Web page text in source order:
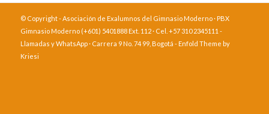
© Copyright - Asociación de Exalumnos del Gimnasio Moderno · PBX
Gimnasio Moderno (+601) 5401888 Ext. 112 · Cel. +57 310 2345111 -
Llamadas y WhatsApp · Carrera 9 No. 74 99, Bogotá - Enfold Theme by
Kriesi